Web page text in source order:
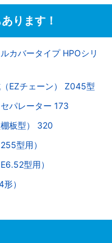
ります！
カバータイプ HPOシリ
EZチェーン） Z045型
パレーター 173
板型） 320
型用）
型用）
）